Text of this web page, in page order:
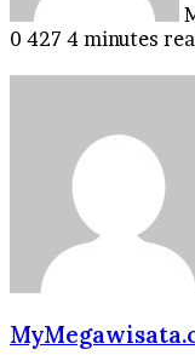
0 427 4 minutes